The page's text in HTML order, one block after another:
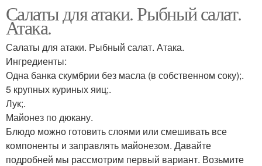
Салаты для атаки. Рыбный салат.
Атака.
Салаты для атаки. Рыбный салат. Атака.
Ингредиенты:
Одна банка скумбрии без масла (в собственном соку);.
5 крупных куриных яиц;.
Лук;.
Майонез по дюкану.
Блюдо можно готовить слоями или смешивать все
компоненты и заправлять майонезом. Давайте
подробней мы рассмотрим первый вариант. Возьмите